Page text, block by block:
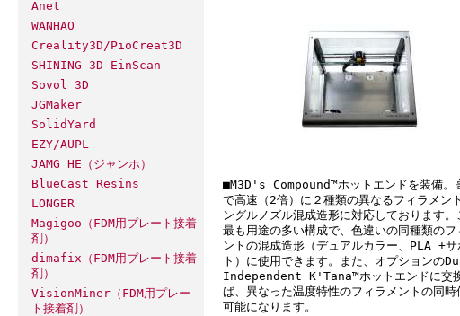
Anet
WANHAO
Creality3D/PioCreat3D
SHINING 3D EinScan
Sovol 3D
JGMaker
SolidYard
EZY/AUPL
JAMG HE（ジャンホ）
BlueCast Resins
LONGER
Magigoo（FDM用プレート接着
剤）
dimafix（FDM用プレート接着
剤）
VisionMiner（FDM用プレー
ト接着剤）
■M3D's Compound™ホットエンドを装備。
で高速（2倍）に２種類の異なるフィラメン
ングルノズル混成造形に対応しております。
最も用途の多い構成で、色違いの同種類のフ
ントの混成造形（デュアルカラー、PLA +サ
ト）に使用できます。また、オプションの
Independent K'Tana™ホットエンドに交
ば、異なった温度特性のフィラメントの同時
可能になります。